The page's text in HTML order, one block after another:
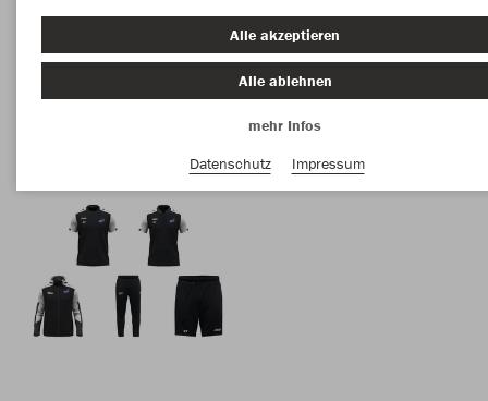
Herzlich Willkommen im Teamshop WiZo-HoSe
Alle akzeptieren
Alle ablehnen
mehr Infos
Datenschutz
Impressum